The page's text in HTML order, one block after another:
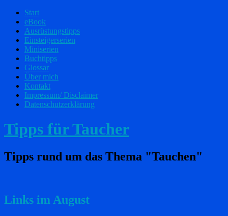
Start
eBook
Ausrüstungstipps
Einsteigerserien
Miniserien
Buchtipps
Glossar
Über mich
Kontakt
Impressum/ Disclaimer
Datenschutzerklärung
Tipps für Taucher
Tipps rund um das Thema "Tauchen"
Links im August